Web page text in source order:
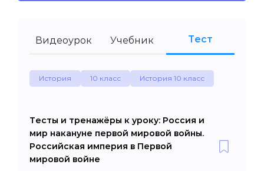
Видеоурок Учебник Тест
История 10 класс История 10 класс
Тесты и тренажёры к уроку: Россия и
мир накануне первой мировой войны.
Российская империя в Первой
мировой войне